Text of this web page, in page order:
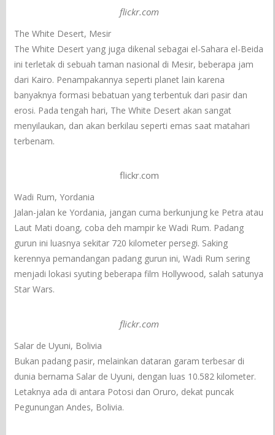
flickr.com
The White Desert, Mesir
The White Desert yang juga dikenal sebagai el-Sahara el-Beida
ini terletak di sebuah taman nasional di Mesir, beberapa jam
dari Kairo. Penampakannya seperti planet lain karena
banyaknya formasi bebatuan yang terbentuk dari pasir dan
erosi. Pada tengah hari, The White Desert akan sangat
menyilaukan, dan akan berkilau seperti emas saat matahari
terbenam.
flickr.com
Wadi Rum, Yordania
Jalan-jalan ke Yordania, jangan cuma berkunjung ke Petra atau
Laut Mati doang, coba deh mampir ke Wadi Rum. Padang
gurun ini luasnya sekitar 720 kilometer persegi. Saking
kerennya pemandangan padang gurun ini, Wadi Rum sering
menjadi lokasi syuting beberapa film Hollywood, salah satunya
Star Wars.
flickr.com
Salar de Uyuni, Bolivia
Bukan padang pasir, melainkan dataran garam terbesar di
dunia bernama Salar de Uyuni, dengan luas 10.582 kilometer.
Letaknya ada di antara Potosi dan Oruro, dekat puncak
Pegunungan Andes, Bolivia.